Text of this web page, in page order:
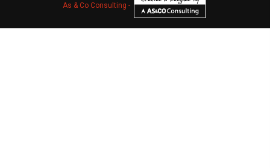
As & Co Consulting -